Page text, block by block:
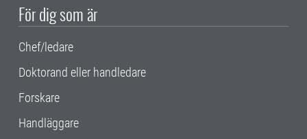
För dig som är
Chef/ledare
Doktorand eller handledare
Forskare
Handläggare